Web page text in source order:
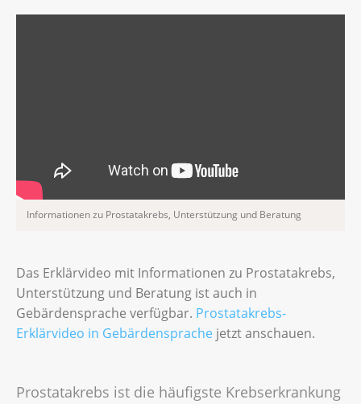
Informationen zu Prostatakrebs, Unterstützung und Beratung
Das Erklärvideo mit Informationen zu Prostatakrebs,
Unterstützung und Beratung ist auch in
Gebärdensprache verfügbar. Prostatakrebs-
Erklärvideo in Gebärdensprache jetzt anschauen.
Prostatakrebs ist die häufigste Krebserkrankung